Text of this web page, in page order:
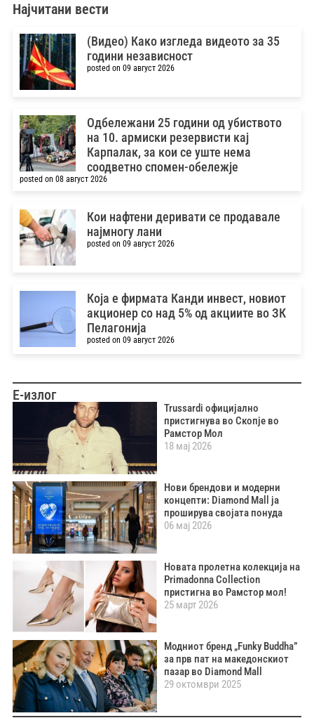
Најчитани вести
(Видео) Како изгледа видеото за 35
години независност
posted on 09 август 2026
Одбележани 25 години од убиството
на 10. армиски резервисти кај
Карпалак, за кои се уште нема
соодветно спомен-обележје
posted on 08 август 2026
Кои нафтени деривати се продавале
најмногу лани
posted on 09 август 2026
Која е фирмата Канди инвест, новиот
акционер со над 5% од акциите во ЗК
Пелагонија
posted on 09 август 2026
Е-излог
Trussardi официјално
пристигнува во Скопје во
Рамстор Мол
18 мај 2026
Нови брендови и модерни
концепти: Diamond Mall ја
проширува својата понуда
06 мај 2026
Новата пролетна колекција на
Primadonna Collection
пристигна во Рамстор мол!
25 март 2026
Модниот бренд „Funky Buddha”
за прв пат на македонскиот
пазар во Diamond Mall
29 октомври 2025